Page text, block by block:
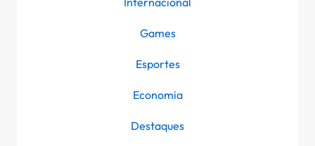
Games
Esportes
Economia
Destaques